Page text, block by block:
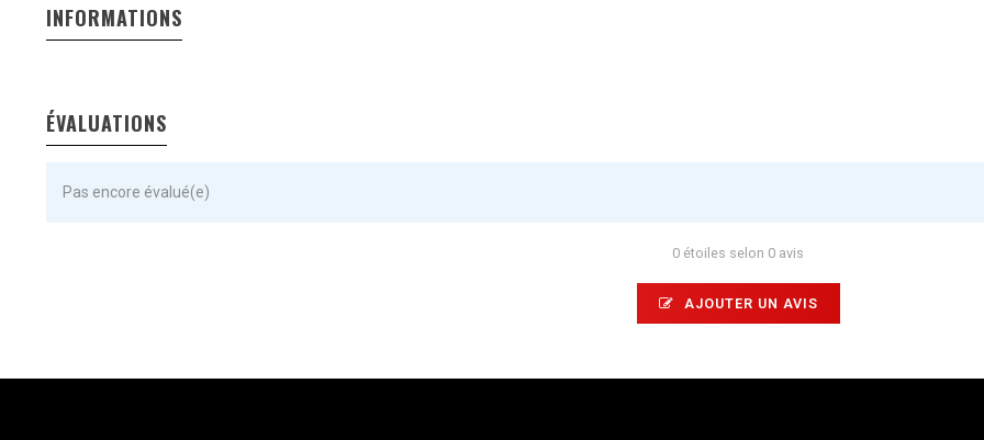
INFORMATIONS
ÉVALUATIONS
Pas encore évalué(e)
0 étoiles selon 0 avis
AJOUTER UN AVIS